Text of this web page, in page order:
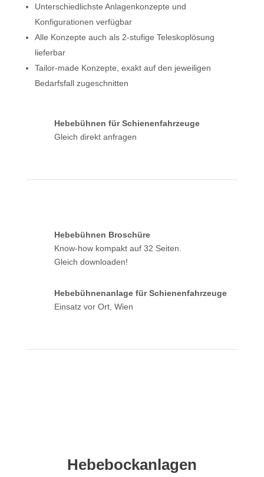
Unterschiedlichste Anlagen­konzepte und
Konfigurationen verfügbar
Alle Konzepte auch als 2-stufige Teleskoplösung
lieferbar
Tailor-made Konzepte, exakt auf den jeweiligen
Bedarfsfall zu­geschnitten
Hebebühnen für Schienenfahrzeuge
Gleich direkt anfragen
Hebebühnen Broschüre
Know-how kompakt auf 32 Seiten.
Gleich downloaden!
Hebebühnenanlage für Schienenfahrzeuge
Einsatz vor Ort, Wien
Hebebockanlagen